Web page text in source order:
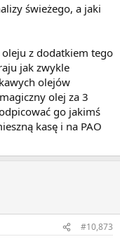
świeżego, a jaki
z dodatkiem tego
jak zwykle
olejów
olej za 3
go jakimś
kasę i na PAO
#10,873